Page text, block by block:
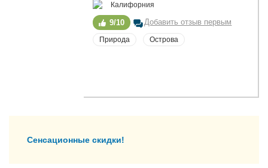
Калифорния
9/10 Добавить отзыв первым
Природа Острова
Сенсационные скидки!